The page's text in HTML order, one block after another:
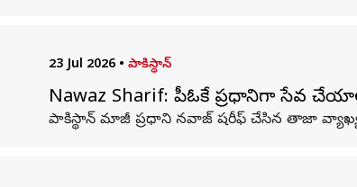
23 Jul 2026 • పాకిస్థాన్
Nawaz Sharif: పీఓకే ప్రధానిగా సేవ
పాకిస్థాన్ మాజీ ప్రధాని నవాజ్ షరీఫ్ చేసిన తాజా